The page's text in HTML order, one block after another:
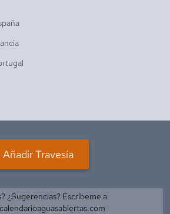
Añadir Travesía
¿Sugerencias? Escríbeme a